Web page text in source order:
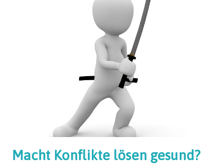
Macht Konflikte lösen gesund?